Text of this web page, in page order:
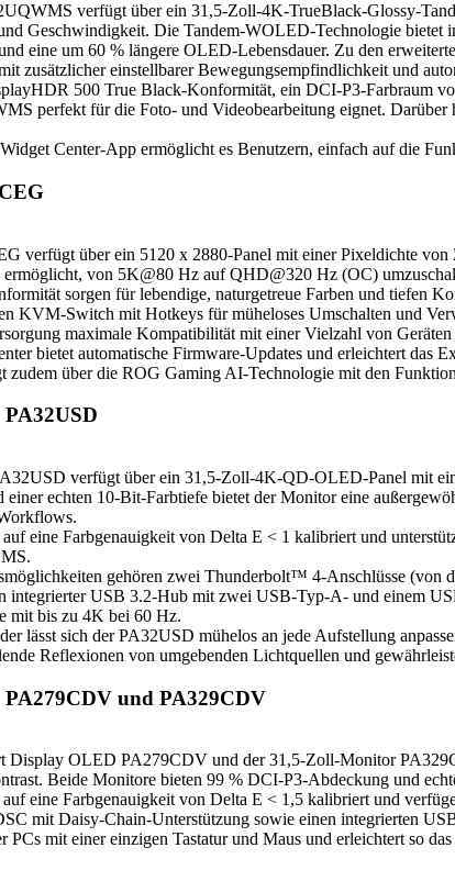
verfügt über ein 31,5-Zoll-4K-TrueBlack-Glossy-
Geschwindigkeit. Die Tandem-WOLED-Technologie
eine um 60 % längere OLED-Lebensdauer. Zu den
zusätzlicher einstellbarer Bewegungsempfindlichkeit und
500 True Black-Konformität, ein DCI-P3-Farbraum
perfekt für die Foto- und Videobearbeitung eignet.
Center-App ermöglicht es Benutzern, einfach auf die
verfügt über ein 5120 x 2880-Panel mit einer Pixeldichte
ermöglicht, von 5K@80 Hz auf QHD@320 Hz (OC)
sorgen für lebendige, naturgetreue Farben und tiefen
KVM-Switch mit Hotkeys für müheloses Umschalten und
maximale Kompatibilität mit einer Vielzahl von Geräten
bietet automatische Firmware-Updates und erleichtert
zudem über die ROG Gaming AI-Technologie mit den
verfügt über ein 31,5-Zoll-4K-QD-OLED-Panel mit
echten 10-Bit-Farbtiefe bietet der Monitor eine
eine Farbgenauigkeit von Delta E < 1 kalibriert und
gehören zwei Thunderbolt™ 4-Anschlüsse
integrierter USB 3.2-Hub mit zwei USB-Typ-A- und einem
mit bis zu 4K bei 60 Hz.
lässt sich der PA32USD mühelos an jede Aufstellung
Reflexionen von umgebenden Lichtquellen und
und PA329CDV
OLED PA279CDV und der 31,5-Zoll-Monitor
Beide Monitore bieten 99 % DCI-P3-Abdeckung und
eine Farbgenauigkeit von Delta E < 1,5 kalibriert und
mit Daisy-Chain-Unterstützung sowie einen integrierten
PCs mit einer einzigen Tastatur und Maus und erleichtert so